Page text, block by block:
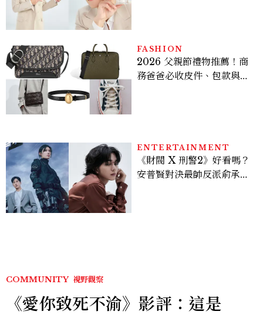
倦感，超神！
FASHION
2026 父親節禮物推薦！商
務爸爸必收皮件、包款與鞋
ENTERTAINMENT
《財閥 X 刑警2》好看嗎？
安普賢對決最帥反派俞承
COMMUNITY 視野觀察
《愛你致死不渝》影評：這是